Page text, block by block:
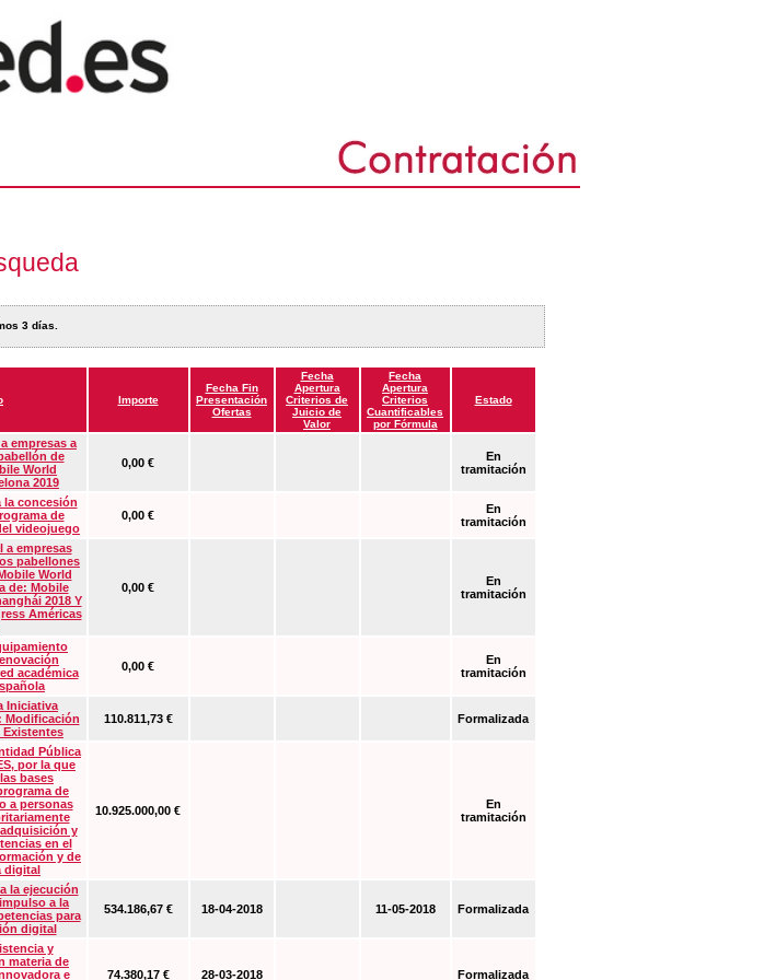
3 días.
Importe
Fecha Fin
Presentación
Ofertas
Fecha
Apertura
Criterios de
Juicio de
Valor
Fecha
Apertura
Criterios
Cuantificables
por Fórmula
Estado
empresas a
de
World
2019
0,00 €
En
tramitación
la concesión
de
videojuego
0,00 €
En
tramitación
a empresas
pabellones
World
de: Mobile
2018 Y
Américas
0,00 €
En
tramitación
académica
0,00 €
En
tramitación
Iniciativa
Modificación
Existentes
110.811,73 € Formalizada
Pública
por la que
bases
de
a personas
y
en el
y de
digital
10.925.000,00 €
En
tramitación
la ejecución
a la
para
digital
534.186,67 € 18-04-2018 11-05-2018 Formalizada
y
materia de
e
74.380,17 € 28-03-2018 Formalizada